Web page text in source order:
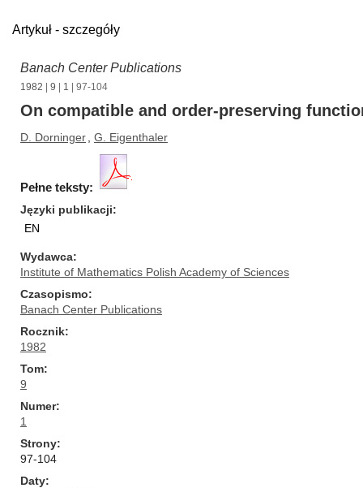
Artykuł - szczegóły
Banach Center Publications
1982 9 1 | 97-104
On compatible and order-preserving
D. Dorninger G. Eigenthaler
Pełne teksty:
Języki publikacji
EN
Wydawca
Institute of Mathematics Polish Academy of Sciences
Czasopismo
Banach Center Publications
Rocznik
1982
Tom
9
Numer
1
Strony
97-104
Daty